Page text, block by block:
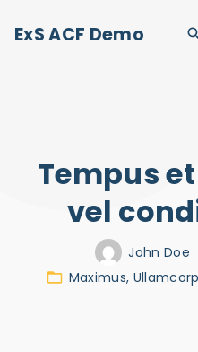
ExS ACF Demo
Tempus
vel
John Doe
Maximus